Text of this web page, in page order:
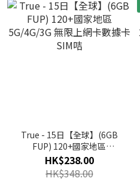
True - 15日【全球】(6GB
FUP) 120+國家地區
5G/4G/3G 無限上網卡數據
卡SIM咭
HK$238.00
HK$348.00